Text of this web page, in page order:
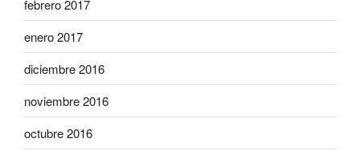
febrero 2017
enero 2017
diciembre 2016
noviembre 2016
octubre 2016